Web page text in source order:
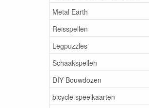
Metal Earth
Reisspellen
Legpuzzles
Schaakspellen
DIY Bouwdozen
bicycle speelkaarten